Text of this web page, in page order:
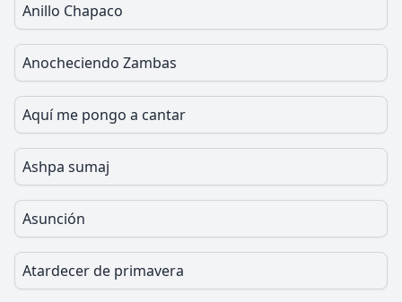
Anillo Chapaco
Anocheciendo Zambas
Aquí me pongo a cantar
Ashpa sumaj
Asunción
Atardecer de primavera